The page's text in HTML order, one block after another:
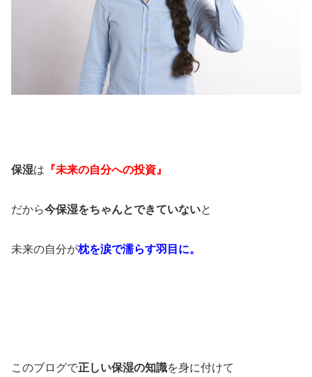
保湿は 『未来の自分への投資』
だから今保湿をちゃんとできていないと
未来の自分が枕を涙で濡らす羽目に。
このブログで正しい保湿の知識を身に付けて